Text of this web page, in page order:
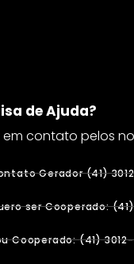
de Ajuda?
em contato pelos
Gerador (41)
ser Cooperado:
Cooperado: (41)